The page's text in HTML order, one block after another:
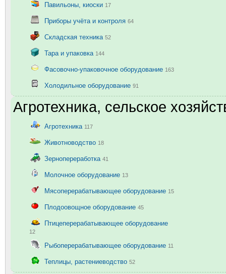
Павильоны, киоски 17
Приборы учёта и контроля 64
Складская техника 52
Тара и упаковка 144
Фасовочно-упаковочное оборудование 163
Холодильное оборудование 91
Агротехника, сельское
Агротехника 117
Животноводство 18
Зернопереработка 41
Молочное оборудование 13
Мясоперерабатывающее оборудование 15
Плодоовощное оборудование 45
Птицеперерабатывающее оборудование
12
Рыбоперерабатывающее оборудование 11
Теплицы, растениеводство 52